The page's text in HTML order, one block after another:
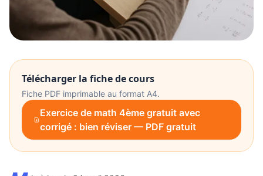
Télécharger la fiche de cours
Fiche PDF imprimable au format A4.
Exercice de math 4ème gratuit avec
corrigé : bien réviser — PDF gratuit